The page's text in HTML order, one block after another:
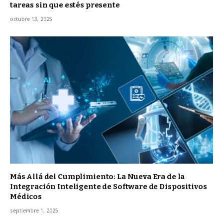
tareas sin que estés presente
octubre 13, 2025
Más Allá del Cumplimiento: La Nueva Era de la
Integración Inteligente de Software de Dispositivos
Médicos
septiembre 1, 2025